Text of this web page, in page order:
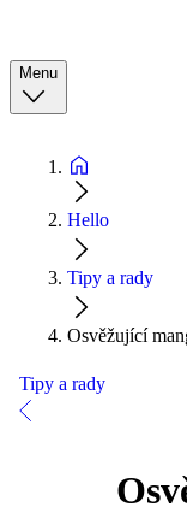
Menu
Hello
Tipy a rady
Osvěžující
Tipy a rady